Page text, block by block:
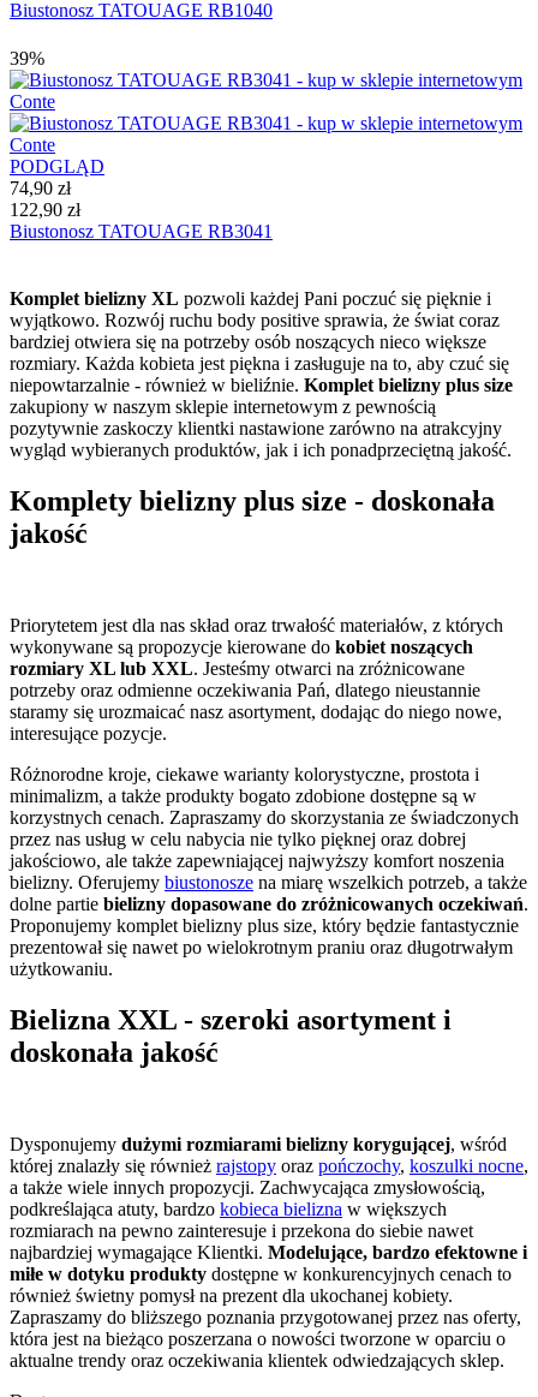
Biustonosz TATOUAGE RB1040
39%
PODGLĄD
74,90 zł
122,90 zł
Biustonosz TATOUAGE RB3041
Komplet bielizny XL pozwoli każdej Pani poczuć się pięknie i
wyjątkowo. Rozwój ruchu body positive sprawia, że świat coraz
bardziej otwiera się na potrzeby osób noszących nieco większe
rozmiary. Każda kobieta jest piękna i zasługuje na to, aby czuć się
niepowtarzalnie - również w bieliźnie. Komplet bielizny plus size
zakupiony w naszym sklepie internetowym z pewnością
pozytywnie zaskoczy klientki nastawione zarówno na atrakcyjny
wygląd wybieranych produktów, jak i ich ponadprzeciętną jakość.
Komplety bielizny plus size - doskonała
jakość
Priorytetem jest dla nas skład oraz trwałość materiałów, z których
wykonywane są propozycje kierowane do kobiet noszących
rozmiary XL lub XXL. Jesteśmy otwarci na zróżnicowane
potrzeby oraz odmienne oczekiwania Pań, dlatego nieustannie
staramy się urozmaicać nasz asortyment, dodając do niego nowe,
interesujące pozycje.
Różnorodne kroje, ciekawe warianty kolorystyczne, prostota i
minimalizm, a także produkty bogato zdobione dostępne są w
korzystnych cenach. Zapraszamy do skorzystania ze świadczonych
przez nas usług w celu nabycia nie tylko pięknej oraz dobrej
jakościowo, ale także zapewniającej najwyższy komfort noszenia
bielizny. Oferujemy biustonosze na miarę wszelkich potrzeb, a także
dolne partie bielizny dopasowane do zróżnicowanych oczekiwań.
Proponujemy komplet bielizny plus size, który będzie fantastycznie
prezentował się nawet po wielokrotnym praniu oraz długotrwałym
użytkowaniu.
Bielizna XXL - szeroki asortyment i
doskonała jakość
Dysponujemy dużymi rozmiarami bielizny korygującej, wśród
której znalazły się również rajstopy oraz pończochy, koszulki nocne,
a także wiele innych propozycji. Zachwycająca zmysłowością,
podkreślająca atuty, bardzo kobieca bielizna w większych
rozmiarach na pewno zainteresuje i przekona do siebie nawet
najbardziej wymagające Klientki. Modelujące, bardzo efektowne i
miłe w dotyku produkty dostępne w konkurencyjnych cenach to
również świetny pomysł na prezent dla ukochanej kobiety.
Zapraszamy do bliższego poznania przygotowanej przez nas oferty,
która jest na bieżąco poszerzana o nowości tworzone w oparciu o
aktualne trendy oraz oczekiwania klientek odwiedzających sklep.